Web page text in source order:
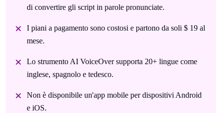
di convertire gli script in parole pronunciate.
I piani a pagamento sono costosi e partono da soli $ 19 al
mese.
Lo strumento AI VoiceOver supporta 20+ lingue come
inglese, spagnolo e tedesco.
Non è disponibile un'app mobile per dispositivi Android
e iOS.